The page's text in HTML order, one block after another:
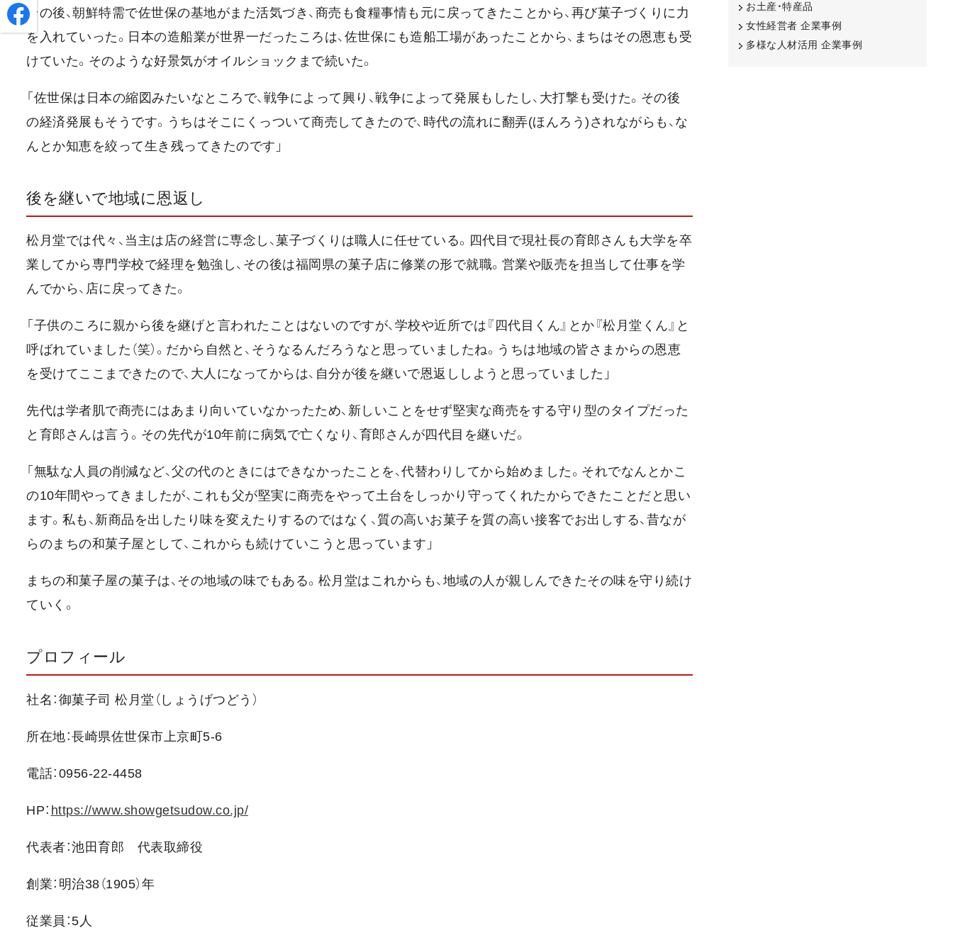
その後、朝鮮特需で佐世保の基地がまた活気づき、商売も食糧事情も元に戻ってきたことから、再び菓子づくりに力
を入れていった。日本の造船業が世界一だったころは、佐世保にも造船工場があったことから、まちはその恩恵も受
けていた。そのような好景気がオイルショックまで続いた。
「佐世保は日本の縮図みたいなところで、戦争によって興り、戦争によって発展もしたし、大打撃も受けた。その後
の経済発展もそうです。うちはそこにくっついて商売してきたので、時代の流れに翻弄(ほんろう)されながらも、な
んとか知恵を絞って生き残ってきたのです」
後を継いで地域に恩返し
松月堂では代々、当主は店の経営に専念し、菓子づくりは職人に任せている。四代目で現社長の育郎さんも大学を卒
業してから専門学校で経理を勉強し、その後は福岡県の菓子店に修業の形で就職。営業や販売を担当して仕事を学
んでから、店に戻ってきた。
「子供のころに親から後を継げと言われたことはないのですが、学校や近所では『四代目くん』とか『松月堂くん』と
呼ばれていました（笑）。だから自然と、そうなるんだろうなと思っていましたね。うちは地域の皆さまからの恩恵
を受けてここまできたので、大人になってからは、自分が後を継いで恩返ししようと思っていました」
先代は学者肌で商売にはあまり向いていなかったため、新しいことをせず堅実な商売をする守り型のタイプだった
と育郎さんは言う。その先代が10年前に病気で亡くなり、育郎さんが四代目を継いだ。
「無駄な人員の削減など、父の代のときにはできなかったことを、代替わりしてから始めました。それでなんとかこ
の10年間やってきましたが、これも父が堅実に商売をやって土台をしっかり守ってくれたからできたことだと思い
ます。私も、新商品を出したり味を変えたりするのではなく、質の高いお菓子を質の高い接客でお出しする、昔なが
らのまちの和菓子屋として、これからも続けていこうと思っています」
まちの和菓子屋の菓子は、その地域の味でもある。松月堂はこれからも、地域の人が親しんできたその味を守り続け
ていく。
プロフィール
社名：御菓子司 松月堂（しょうげつどう）
所在地：長崎県佐世保市上京町5-6
電話：0956-22-4458
HP： https://www.showgetsudow.co.jp/
代表者：池田育郎 代表取締役
創業：明治38（1905）年
従業員：5人
お土産・特産品
女性経営者 企業事例
多様な人材活用 企業事例